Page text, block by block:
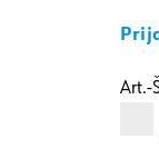
Art.-